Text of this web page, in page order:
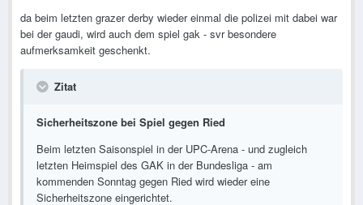
da beim letzten grazer derby wieder einmal die polizei mit dabei war
bei der gaudi, wird auch dem spiel gak - svr besondere
aufmerksamkeit geschenkt.
Zitat
Sicherheitszone bei Spiel gegen Ried
Beim letzten Saisonspiel in der UPC-Arena - und zugleich
letzten Heimspiel des GAK in der Bundesliga - am
kommenden Sonntag gegen Ried wird wieder eine
Sicherheitszone eingerichtet.